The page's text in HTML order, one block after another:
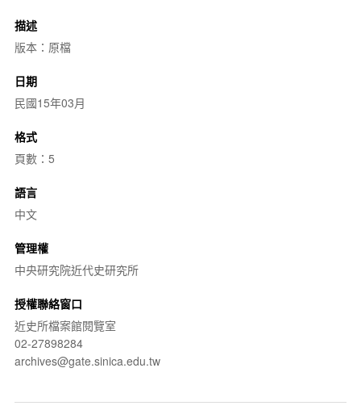
描述
版本：原檔
日期
民國15年03月
格式
頁數：5
語言
中文
管理權
中央研究院近代史研究所
授權聯絡窗口
近史所檔案館閱覽室
02-27898284
archives@gate.sinica.edu.tw